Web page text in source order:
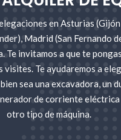
en Asturias
Madrid (San Fernando
Te invitamos a que te
Te ayudaremos a
sea una excavadora, un
de corriente
otro tipo de máquina.